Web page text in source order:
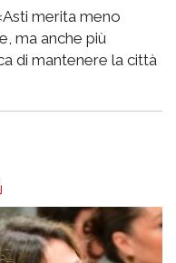
merita meno
ma anche più
di mantenere la città